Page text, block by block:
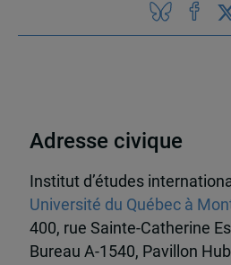
Adresse civique
Institut d’études
Université du Québec à
400, rue Sainte-Catherine
Bureau A-1540, Pavillon